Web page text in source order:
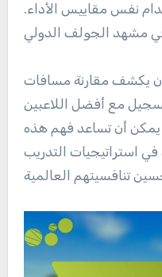
نفس مقاييس الأداء.
يكشف مقارنة مسافات
مع أفضل اللاعبين
يمكن أن تساعد فهم هذه
في استراتيجيات التدريب